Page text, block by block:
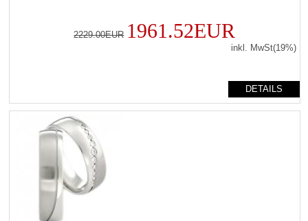
2229.00EUR 1961.52EUR
inkl. MwSt(19%)
DETAILS